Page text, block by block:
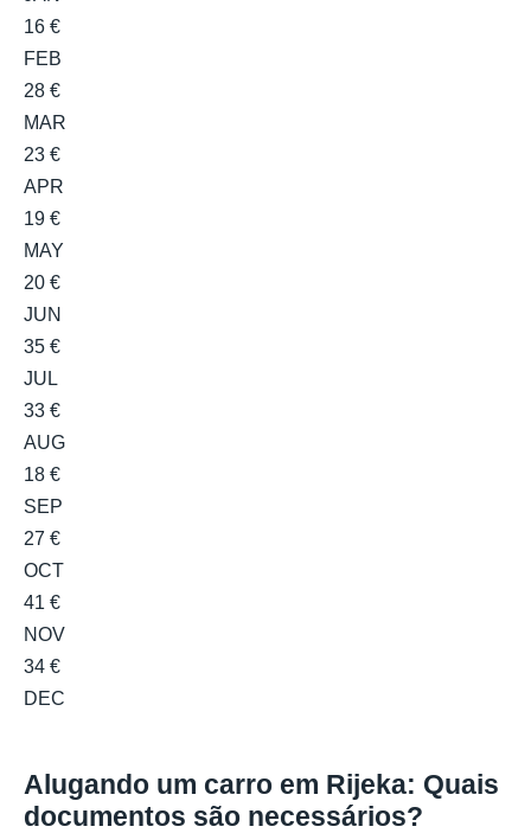
16 €
FEB
28 €
MAR
23 €
APR
19 €
MAY
20 €
JUN
35 €
JUL
33 €
AUG
18 €
SEP
27 €
OCT
41 €
NOV
34 €
DEC
Alugando um carro em Rijeka: Quais
documentos são necessários?